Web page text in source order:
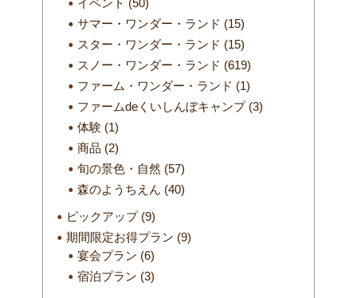
イベント (50)
サマー・ワンダー・ランド (15)
スター・ワンダー・ランド (15)
スノー・ワンダー・ランド (619)
ファーム・ワンダー・ランド (1)
ファームdeくいしんぼキャンプ(3)
体験 (1)
商品 (2)
旬の景色・自然 (57)
森のようちえん (40)
ピックアップ(9)
期間限定お得プラン (9)
宴会プラン (6)
宿泊プラン (3)